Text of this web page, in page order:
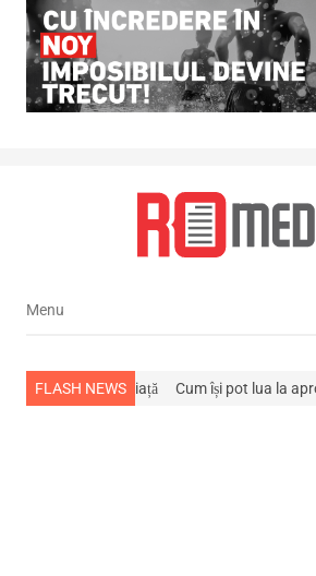
Menu
Menu
FLASH NEWS
a stins din viață Cum își pot lua la apropiații